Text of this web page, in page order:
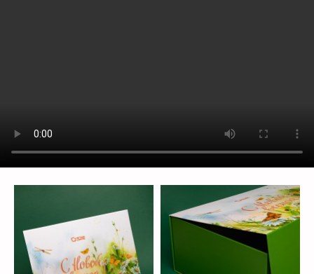
ЗАПОЛНИТЕ ЗАЯВКУ, И
МЫ ПОДБЕРЕМ ДЛЯ ВАС
ИДЕАЛЬНОЕ РЕШЕНИЕ